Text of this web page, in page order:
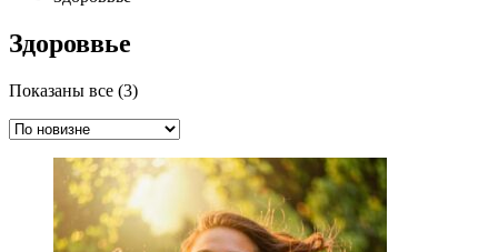
Здороввье
Показаны все (3)Сортировка:
недавние